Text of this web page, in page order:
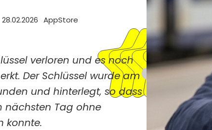
28.02.2026 AppStore
verloren und es noch
Der Schlüssel wurde am
und hinterlegt, so dass
nächsten Tag ohne
konnte.
>